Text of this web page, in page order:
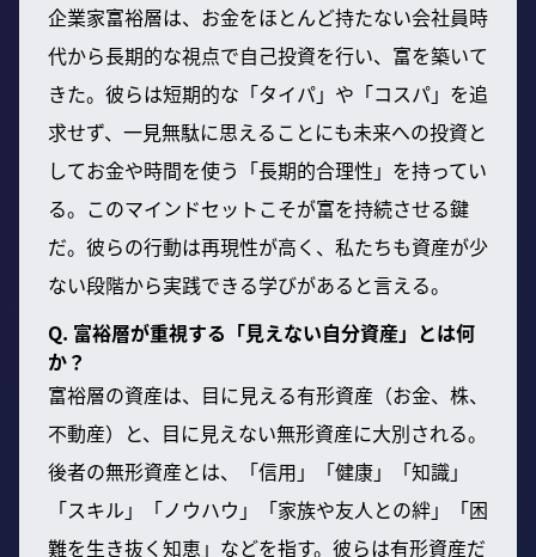
企業家富裕層は、お金をほとんど持たない会社員時
代から長期的な視点で自己投資を行い、富を築いて
きた。彼らは短期的な「タイパ」や「コスパ」を追
求せず、一見無駄に思えることにも未来への投資と
してお金や時間を使う「長期的合理性」を持ってい
る。このマインドセットこそが富を持続させる鍵
だ。彼らの行動は再現性が高く、私たちも資産が少
ない段階から実践できる学びがあると言える。
Q. 富裕層が重視する「見えない自分資産」とは何
か？
富裕層の資産は、目に見える有形資産（お金、株、
不動産）と、目に見えない無形資産に大別される。
後者の無形資産とは、「信用」「健康」「知識」
「スキル」「ノウハウ」「家族や友人との絆」「困
難を生き抜く知恵」などを指す。彼らは有形資産だ